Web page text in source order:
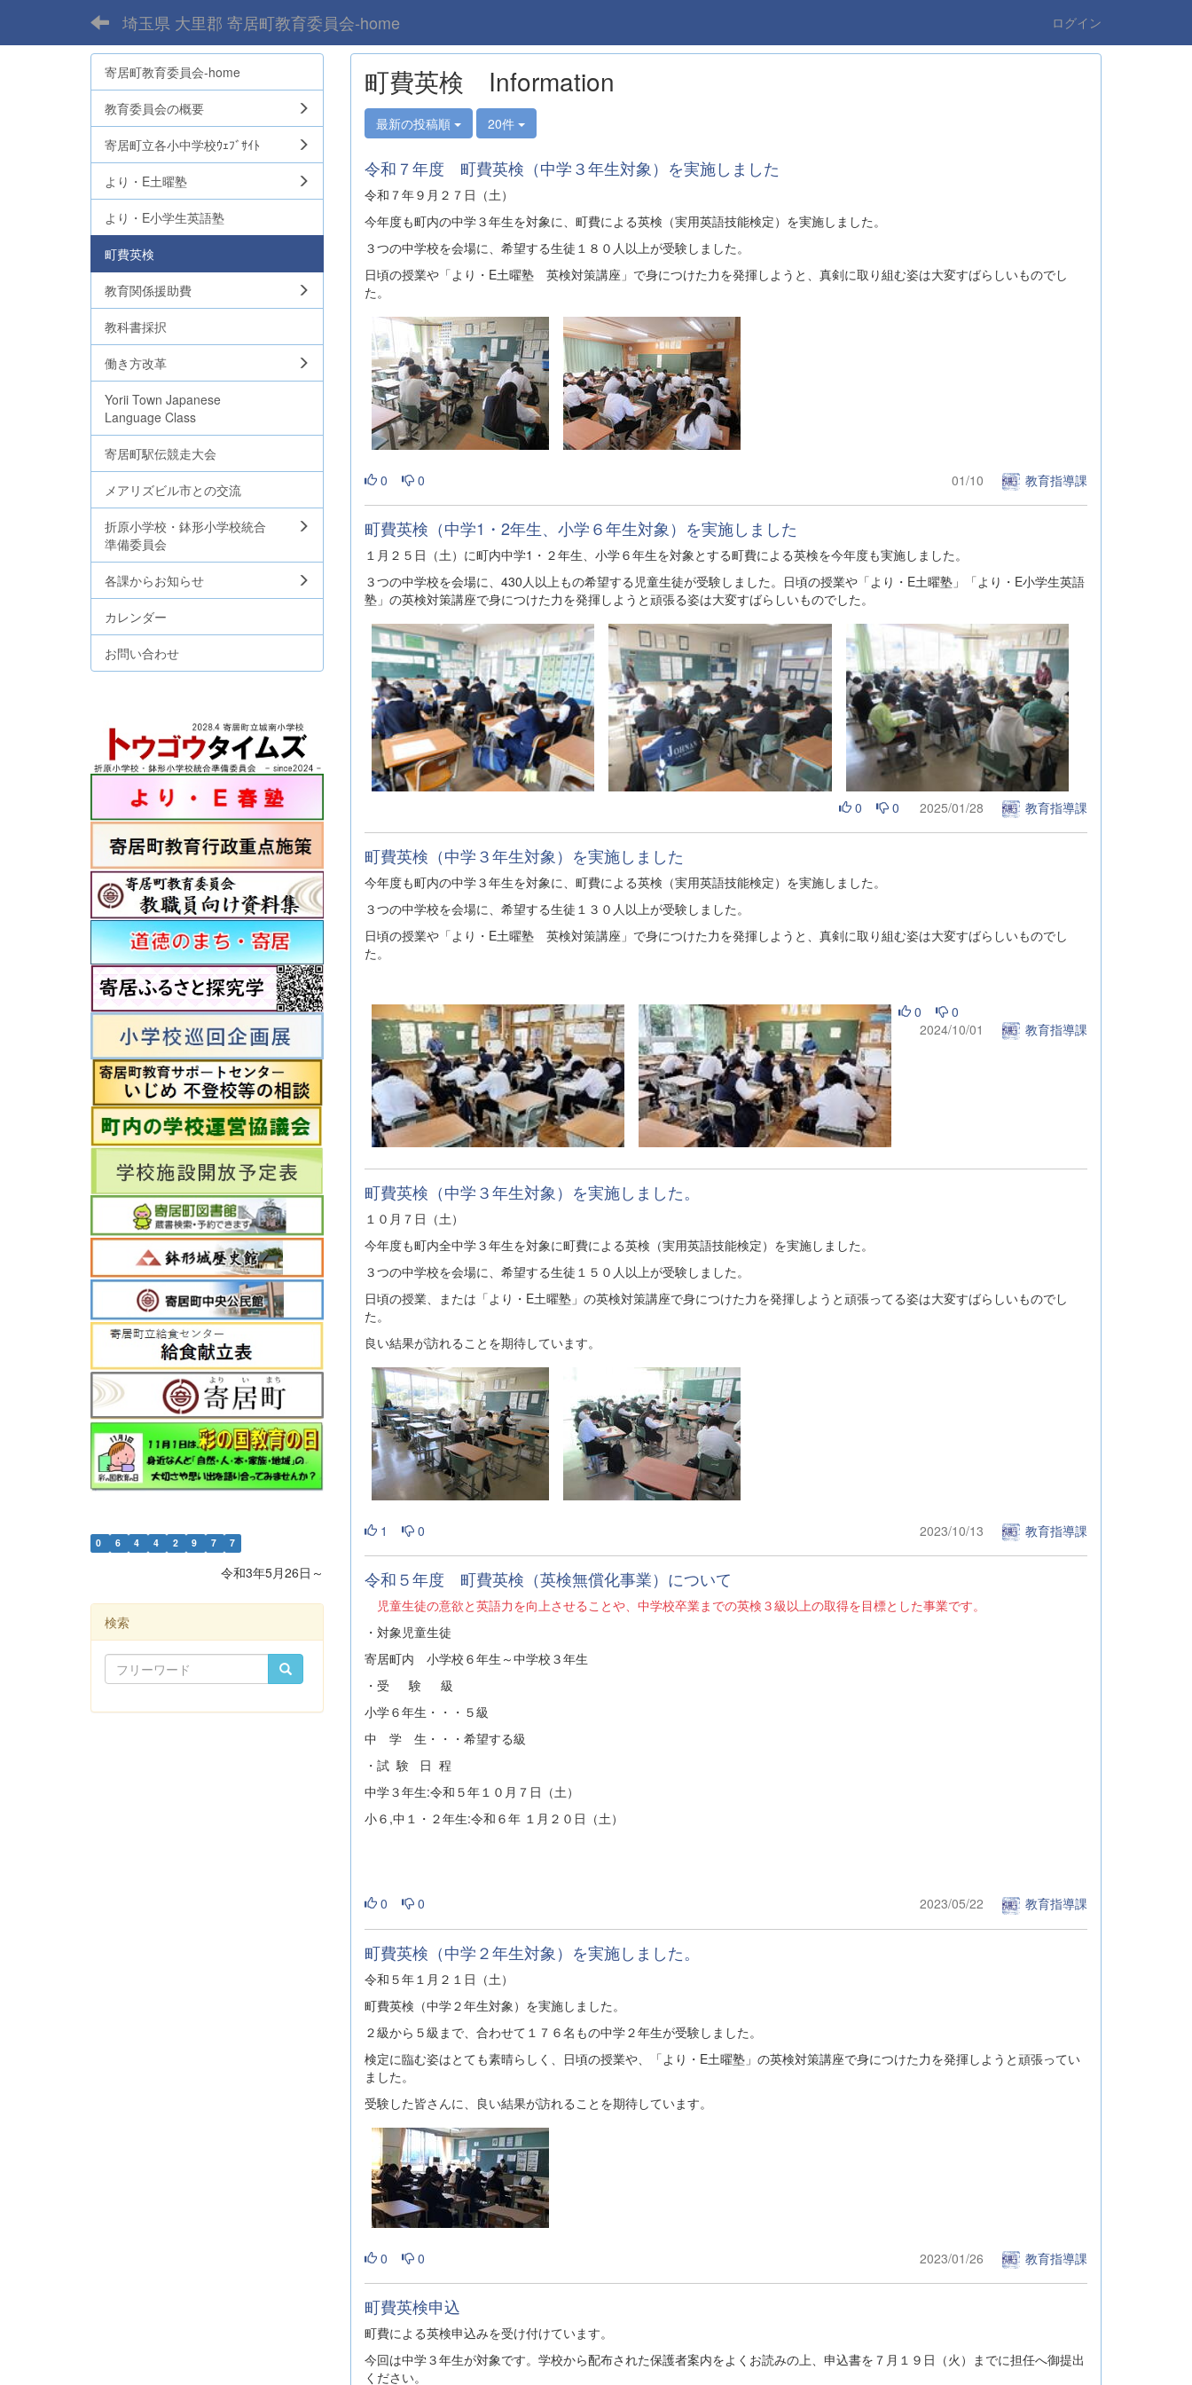
埼玉県 大里郡 寄居町教育委員会-home ログイン
町費英検 Information
最新の投稿順 20件
令和７年度 町費英検（中学３年生対象）を実施しました
令和７年９月２７日（土）
今年度も町内の中学３年生を対象に、町費による英検（実用英語技能検定）を実施しました。
３つの中学校を会場に、希望する生徒１８０人以上が受験しました。
日頃の授業や「より・E土曜塾 英検対策講座」で身につけた力を発揮しようと、真剣に取り組む姿は大変すばらしいものでし
た。
0 0 01/10 教育指導課
町費英検（中学1・2年生、小学６年生対象）を実施しました
１月２５日（土）に町内中学1・２年生、小学６年生を対象とする町費による英検を今年度も実施しました。
３つの中学校を会場に、430人以上もの希望する児童生徒が受験しました。日頃の授業や「より・E土曜塾」「より・E小学生英語
塾」の英検対策講座で身につけた力を発揮しようと頑張る姿は大変すばらしいものでした。
0 0 2025/01/28 教育指導課
町費英検（中学３年生対象）を実施しました
今年度も町内の中学３年生を対象に、町費による英検（実用英語技能検定）を実施しました。
３つの中学校を会場に、希望する生徒１３０人以上が受験しました。
日頃の授業や「より・E土曜塾 英検対策講座」で身につけた力を発揮しようと、真剣に取り組む姿は大変すばらしいものでし
た。
0
0
2024/10/01
教育指導課
町費英検（中学３年生対象）を実施しました。
１０月７日（土）
今年度も町内全中学３年生を対象に町費による英検（実用英語技能検定）を実施しました。
３つの中学校を会場に、希望する生徒１５０人以上が受験しました。
日頃の授業、または「より・E土曜塾」の英検対策講座で身につけた力を発揮しようと頑張ってる姿は大変すばらしいものでし
た。
良い結果が訪れることを期待しています。
1 0 2023/10/13 教育指導課
令和５年度 町費英検（英検無償化事業）について
児童生徒の意欲と英語力を向上させることや、中学校卒業までの英検３級以上の取得を目標とした事業です。
・対象児童生徒
寄居町内 小学校６年生～中学校３年生
・受 験 級
小学６年生・・・５級
中 学 生・・・希望する級
・試 験 日 程
中学３年生:令和５年１０月７日（土）
小６,中１・２年生:令和６年 １月２０日（土）
0 0 2023/05/22 教育指導課
町費英検（中学２年生対象）を実施しました。
令和５年１月２１日（土）
町費英検（中学２年生対象）を実施しました。
２級から５級まで、合わせて１７６名もの中学２年生が受験しました。
検定に臨む姿はとても素晴らしく、日頃の授業や、「より・E土曜塾」の英検対策講座で身につけた力を発揮しようと頑張ってい
ました。
受験した皆さんに、良い結果が訪れることを期待しています。
0 0 2023/01/26 教育指導課
町費英検申込
町費による英検申込みを受け付けています。
今回は中学３年生が対象です。学校から配布された保護者案内をよくお読みの上、申込書を７月１９日（火）までに担任へ御提出
ください。
寄居町教育委員会-home
教育委員会の概要
寄居町立各小中学校ｳｪﾌﾞｻｲﾄ
より・E土曜塾
より・E小学生英語塾
町費英検
教育関係援助費
教科書採択
働き方改革
Yorii Town Japanese
Language Class
寄居町駅伝競走大会
メアリズビル市との交流
折原小学校・鉢形小学校統合
準備委員会
各課からお知らせ
カレンダー
お問い合わせ
0 6 4 4 2 9 7 7
令和3年5月26日～
検索